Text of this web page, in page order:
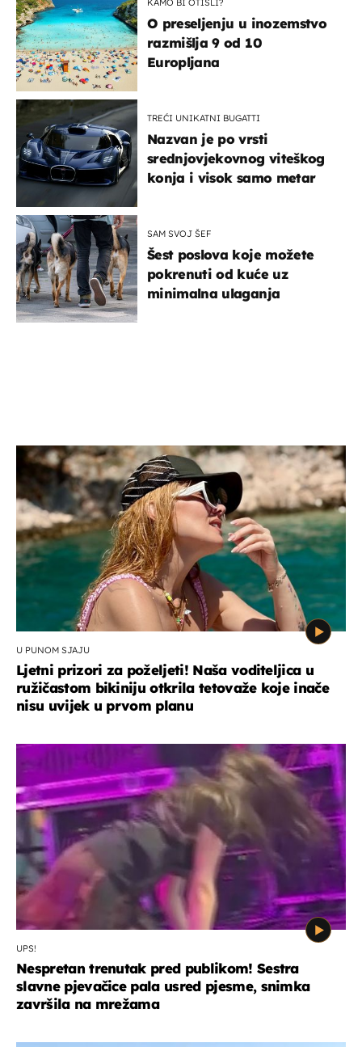
KAMO BI OTIŠLI?
O preseljenju u inozemstvo
razmišlja 9 od 10
Europljana
TREĆI UNIKATNI BUGATTI
Nazvan je po vrsti
srednjovjekovnog viteškog
konja i visok samo metar
SAM SVOJ ŠEF
Šest poslova koje možete
pokrenuti od kuće uz
minimalna ulaganja
U PUNOM SJAJU
Ljetni prizori za poželjeti! Naša voditeljica u
ružičastom bikiniju otkrila tetovaže koje inače
nisu uvijek u prvom planu
UPS!
Nespretan trenutak pred publikom! Sestra
slavne pjevačice pala usred pjesme, snimka
završila na mrežama